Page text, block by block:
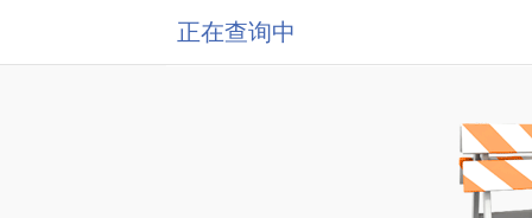
正在查询中